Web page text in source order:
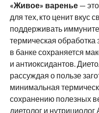
«Живое» варенье— это
для тех, кто ценит вкус
поддерживать
термическая обработка
в банке сохраняется
и антиоксидантов.
рассуждая о пользе
минимальная
сохранению полезных
диетолог и